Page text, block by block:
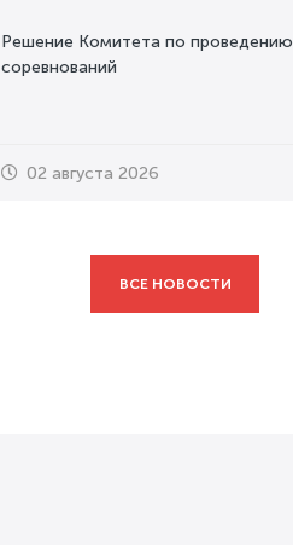
Решение Комитета по проведению
соревнований
02 августа 2026
ВСЕ НОВОСТИ